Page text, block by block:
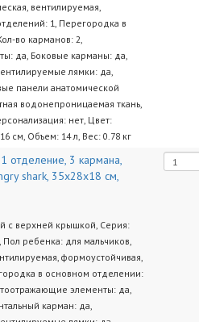
вентилируемая,
1, Перегородка в
во карманов: 2,
да, Боковые карманы: да,
лямки: да,
панели анатомической
водонепроницаемая ткань,
нет, Цвет:
см, Объем: 14 л, Вес: 0.78 кг
отделение, 3 кармана,
shark, 35х28х18 см,
с верхней крышкой, Серия:
Пол ребенка: для мальчиков,
формоустойчивая,
в основном отделении:
элементы: да,
карман: да,